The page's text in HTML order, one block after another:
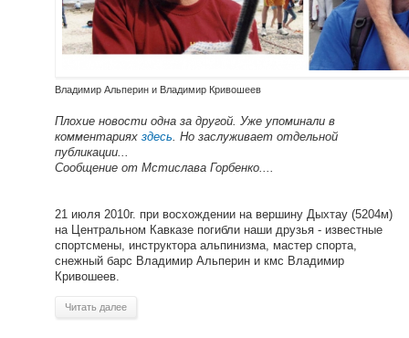
Владимир Альперин и Владимир Кривошеев
Плохие новости одна за другой. Уже упоминали в
комментариях здесь. Но заслуживает отдельной
публикации...
Сообщение от Мстислава Горбенко....
21 июля 2010г. при восхождении на вершину Дыхтау (5204м)
на Центральном Кавказе погибли наши друзья - известные
спортсмены, инструктора альпинизма, мастер спорта,
снежный барс Владимир Альперин и кмс Владимир
Кривошеев.
Читать далее